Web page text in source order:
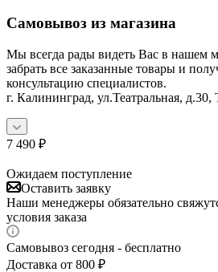
Самовывоз из магазина
Мы всегда рады видеть Вас в нашем
забрать все заказанные товары и
консультацию специалистов.
г. Калининград, ул.Театральная,
7 490 ₽
Ожидаем поступление
Оставить заявку
Наши менеджеры обязательно
условия заказа
Самовывоз сегодня - бесплатно
Доставка от 800 ₽